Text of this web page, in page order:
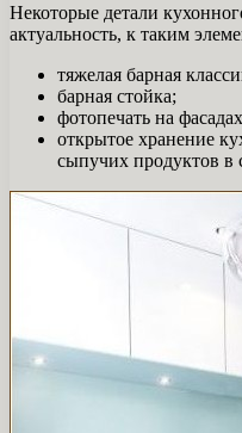
Некоторые детали
актуальность, к таким
тяжелая барная
барная стойка;
фотопечать на
открытое хранение
сыпучих продуктов в